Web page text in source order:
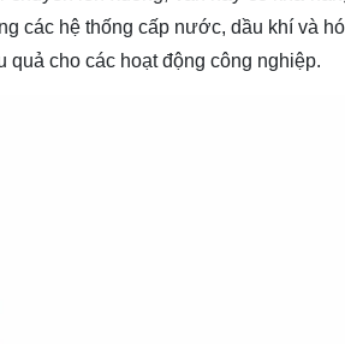
các hệ thống cấp nước, dầu khí và
quả cho các hoạt động công nghiệp.